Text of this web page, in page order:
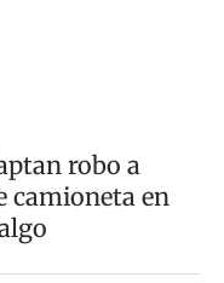
robo a
camioneta en